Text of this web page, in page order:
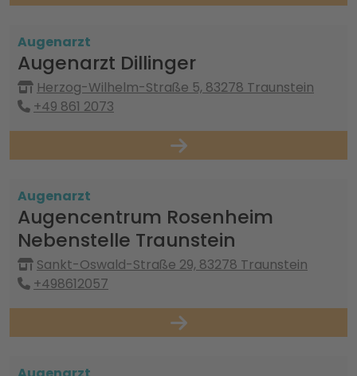
Augenarzt
Augenarzt Dillinger
Herzog-Wilhelm-Straße 5, 83278 Traunstein
+49 861 2073
Augenarzt
Augencentrum Rosenheim
Nebenstelle Traunstein
Sankt-Oswald-Straße 29, 83278 Traunstein
+498612057